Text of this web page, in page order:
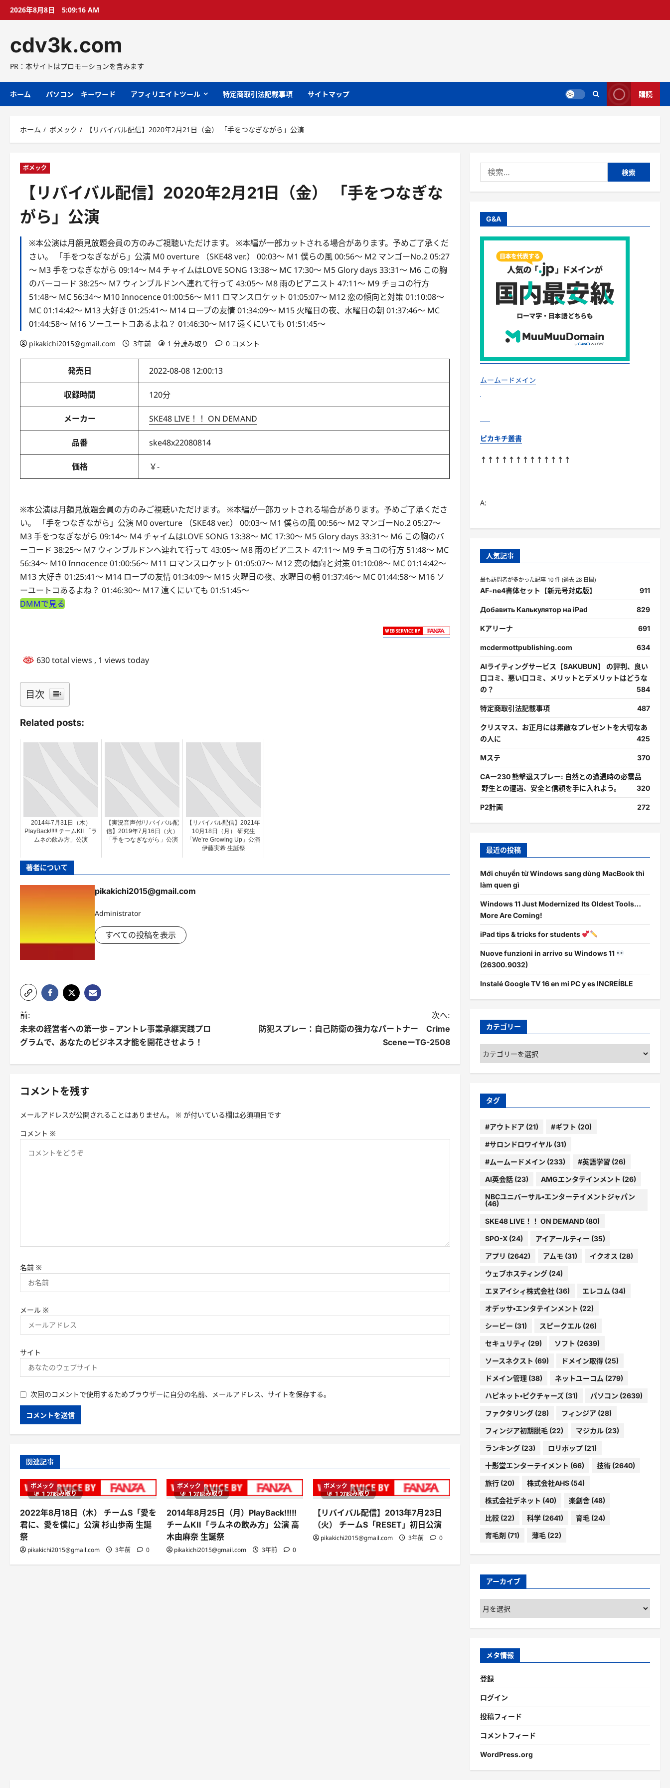
プ
2026年8月8日 5:09:17 AM
cdv3k.com
PR：本サイトはプロモーションを含みます
ホーム パソコン キーワード アフィリエイトツール 特定商取引法記載事項 サイトマップ 購読
ホーム ボメック 【リバイバル配信】2020年2月21日（金） 「手をつなぎながら」公演
ボメック
【リバイバル配信】2020年2月21日（金） 「手をつなぎな
がら」公演
※本公演は月額見放題会員の方のみご視聴いただけます。 ※本編が一部カットされる場合があります。予めご了承くだ
さい。 「手をつなぎながら」公演 M0 overture （SKE48 ver.） 00:03～ M1 僕らの風 00:56～ M2 マンゴーNo.2 05:27
～ M3 手をつなぎながら 09:14～ M4 チャイムはLOVE SONG 13:38～ MC 17:30～ M5 Glory days 33:31～ M6 この胸
のバーコード 38:25～ M7 ウィンブルドンへ連れて行って 43:05～ M8 雨のピアニスト 47:11～ M9 チョコの行方
51:48～ MC 56:34～ M10 Innocence 01:00:56～ M11 ロマンスロケット 01:05:07～ M12 恋の傾向と対策 01:10:08～
MC 01:14:42～ M13 大好き 01:25:41～ M14 ロープの友情 01:34:09～ M15 火曜日の夜、水曜日の朝 01:37:46～ MC
01:44:58～ M16 ソーユートコあるよね？ 01:46:30～ M17 遠くにいても 01:51:45～
pikakichi2015@gmail.com 3年前 1 分読み取り 0 コメント
発売日 2022-08-08 12:00:13
収録時間 120分
メーカー SKE48 LIVE！！ ON DEMAND
品番 ske48x22080814
価格 ￥-
※本公演は月額見放題会員の方のみご視聴いただけます。 ※本編が一部カットされる場合があります。予めご了承くださ
い。 「手をつなぎながら」公演 M0 overture （SKE48 ver.） 00:03～ M1 僕らの風 00:56～ M2 マンゴーNo.2 05:27～
M3 手をつなぎながら 09:14～ M4 チャイムはLOVE SONG 13:38～ MC 17:30～ M5 Glory days 33:31～ M6 この胸のバ
ーコード 38:25～ M7 ウィンブルドンへ連れて行って 43:05～ M8 雨のピアニスト 47:11～ M9 チョコの行方 51:48～ MC
56:34～ M10 Innocence 01:00:56～ M11 ロマンスロケット 01:05:07～ M12 恋の傾向と対策 01:10:08～ MC 01:14:42～
M13 大好き 01:25:41～ M14 ロープの友情 01:34:09～ M15 火曜日の夜、水曜日の朝 01:37:46～ MC 01:44:58～ M16 ソ
ーユートコあるよね？ 01:46:30～ M17 遠くにいても 01:51:45～
DMMで見る
630 total views , 1 views today
目次
Related posts:
2014年7月31日（木）
PlayBack!!!!! チームKII 「ラ
ムネの飲み方」公演
【実況音声付/リバイバル配
信】2019年7月16日（火）
「手をつなぎながら」公演
【リバイバル配信】2021年
10月18日（月） 研究生
「We’re Growing Up」公演
伊藤実希 生誕祭
著者について
pikakichi2015@gmail.com
Administrator
すべての投稿を表示
投
稿
ゲ
ョ
前:
未来の経営者への第一歩 – アントレ事業承継実践プロ
グラムで、あなたのビジネス才能を開花させよう！
次へ:
防犯スプレー：自己防衛の強力なパートナー Crime
SceneーTG-2508
コメントを残す
メールアドレスが公開されることはありません。 ※ が付いている欄は必須項目です
コメント ※
名前 ※
メール ※
サイト
次回のコメントで使用するためブラウザーに自分の名前、メールアドレス、サイトを保存する。
関連記事
1 分読み取り
ボメック
2022年8月18日（木） チームS「愛を
君に、愛を僕に」公演 杉山歩南 生誕
祭
pikakichi2015@gmail.com 3年前 0
1 分読み取り
ボメック
2014年8月25日（月）PlayBack!!!!!
チームKII「ラムネの飲み方」公演 高
木由麻奈 生誕祭
pikakichi2015@gmail.com 3年前 0
1 分読み取り
ボメック
【リバイバル配信】2013年7月23日
（火） チームS「RESET」初日公演
pikakichi2015@gmail.com 3年前 0
索:
G&A
ムームードメイン
ピカキチ叢書
↑↑↑↑↑↑↑↑↑↑↑↑↑
A:
人気記事
最も訪問者が多かった記事 10 件 (過去 28 日間)
AF-ne4書体セット【新元号対応版】 911
Добавить Калькулятор на iPad 829
Kアリーナ 691
mcdermottpublishing.com 634
AIライティングサービス【SAKUBUN】 の評判、良い
口コミ、悪い口コミ、メリットとデメリットはどうな
の？
584
特定商取引法記載事項 487
クリスマス、お正月には素敵なプレゼントを大切なあ
の人に
425
Mステ 370
CAー230 熊撃退スプレー: 自然との遭遇時の必需品
野生との遭遇、安全と信頼を手に入れよう。
320
P2計画 272
最近の投稿
Mới chuyển từ Windows sang dùng MacBook thì
làm quen gì
Windows 11 Just Modernized Its Oldest Tools…
More Are Coming!
iPad tips & tricks for students
Nuove funzioni in arrivo su Windows 11
(26300.9032)
Instalé Google TV 16 en mi PC y es INCREÍBLE
カテゴリー
カ
テ
ゴ
ー
タグ
#アウトドア(21) #ギフト (20)
#サロンドロワイヤル(31)
#ムームードメイン (233) #英語学習 (26)
AI英会話(23) AMGエンタテインメント (26)
NBCユニバーサル・エンターテイメントジャパン
(46)
SKE48 LIVE！！ ON DEMAND(80)
SPO-X(24) アイアールティー (35)
アプリ (2642) アムモ (31) イクオス (28)
ウェブホスティング(24)
エヌアイシィ株式会社(36) エレコム (34)
オデッサ・エンタテインメント (22)
シービー (31) スピークエル(26)
セキュリティ (29) ソフト (2639)
ソースネクスト (69) ドメイン取得(25)
ドメイン管理(38) ネットユーコム (279)
ハピネット・ピクチャーズ(31) パソコン (2639)
ファクタリング(28) フィンジア(28)
フィンジア初期脱毛(22) マジカル(23)
ランキング(23) ロリポップ(21)
十影堂エンターテイメント (66) 技術(2640)
旅行(20) 株式会社AHS(54)
株式会社デネット (40) 楽創舎(48)
比較(22) 科学(2641) 育毛(24)
育毛剤 (71) 薄毛(22)
アーカイブ
ア
ー
カ
ブ
メタ情報
登録
ログイン
投稿フィード
コメントフィード
WordPress.org